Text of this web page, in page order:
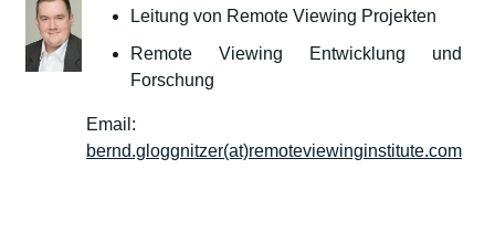
Leitung von Remote Viewing Projekten
Remote Viewing Entwicklung und
Forschung
Email:
bernd.gloggnitzer(at)remoteviewinginstitute.com